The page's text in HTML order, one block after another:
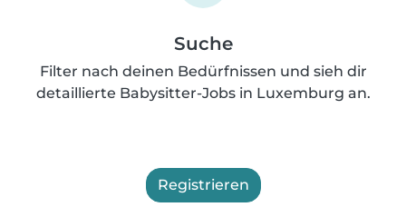
Suche
Filter nach deinen Bedürfnissen und sieh dir
detaillierte Babysitter-Jobs in Luxemburg an.
Registrieren